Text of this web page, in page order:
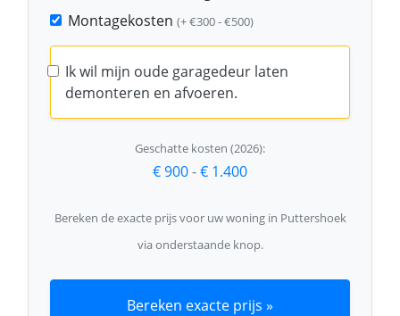
Montagekosten (+ €300 - €500)
Ik wil mijn oude garagedeur laten
demonteren en afvoeren.
Geschatte kosten (2026):
€ 900-€ 1.400
Bereken de exacte prijs voor uw woning in Puttershoek
via onderstaande knop.
Bereken exacte prijs »